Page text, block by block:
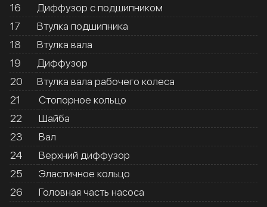
16
Диффузор с подшипником
17
Втулка подшипника
18
Втулка вала
19
Диффузор
20
Втулка вала рабочего колеса
21
Стопорное кольцо
22
Шайба
23
Вал
24
Верхний диффузор
25
Эластичное кольцо
26
Головная часть насоса